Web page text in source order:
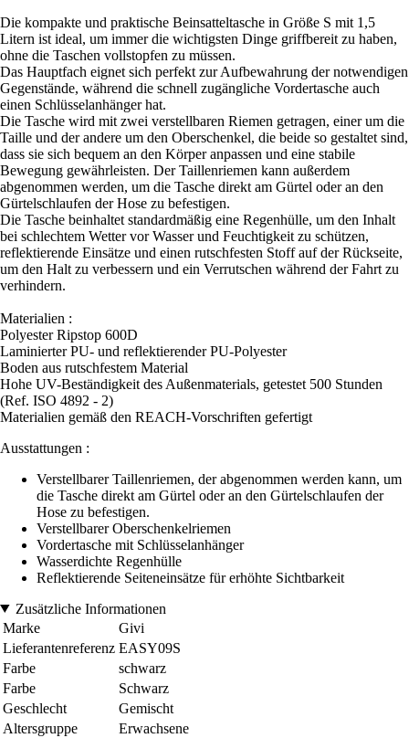
Die kompakte und praktische Beinsatteltasche in Größe S mit 1,5
Litern ist ideal, um immer die wichtigsten Dinge griffbereit zu haben,
ohne die Taschen vollstopfen zu müssen.
Das Hauptfach eignet sich perfekt zur Aufbewahrung der notwendigen
Gegenstände, während die schnell zugängliche Vordertasche auch
einen Schlüsselanhänger hat.
Die Tasche wird mit zwei verstellbaren Riemen getragen, einer um die
Taille und der andere um den Oberschenkel, die beide so gestaltet sind,
dass sie sich bequem an den Körper anpassen und eine stabile
Bewegung gewährleisten. Der Taillenriemen kann außerdem
abgenommen werden, um die Tasche direkt am Gürtel oder an den
Gürtelschlaufen der Hose zu befestigen.
Die Tasche beinhaltet standardmäßig eine Regenhülle, um den Inhalt
bei schlechtem Wetter vor Wasser und Feuchtigkeit zu schützen,
reflektierende Einsätze und einen rutschfesten Stoff auf der Rückseite,
um den Halt zu verbessern und ein Verrutschen während der Fahrt zu
verhindern.
Materialien :
Polyester Ripstop 600D
Laminierter PU- und reflektierender PU-Polyester
Boden aus rutschfestem Material
Hohe UV-Beständigkeit des Außenmaterials, getestet 500 Stunden
(Ref. ISO 4892 - 2)
Materialien gemäß den REACH-Vorschriften gefertigt
Ausstattungen :
Verstellbarer Taillenriemen, der abgenommen werden kann, um
die Tasche direkt am Gürtel oder an den Gürtelschlaufen der
Hose zu befestigen.
Verstellbarer Oberschenkelriemen
Vordertasche mit Schlüsselanhänger
Wasserdichte Regenhülle
Reflektierende Seiteneinsätze für erhöhte Sichtbarkeit
Zusätzliche Informationen
Marke
Givi
Lieferantenreferenz EASY09S
Farbe
schwarz
Farbe
Schwarz
Geschlecht
Gemischt
Altersgruppe
Erwachsene